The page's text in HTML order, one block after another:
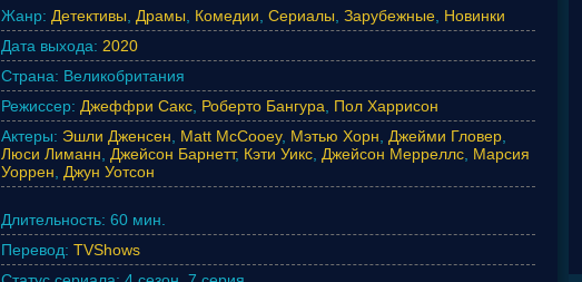
Жанр: Детективы Драмы Комедии Сериалы Зарубежные Новинки
Дата выхода: 2020
Страна: Великобритания
Режиссер: Джеффри Сакс Роберто Бангура
Пол Харрисон
Актеры: Эшли Дженсен Matt McCooey, Мэтью Хорн Джейми Гловер
Люси Лиманн
Джейсон Барнетт, Кэти Уикс Джейсон Мерреллс Марсия
Уоррен
Джун Уотсон
Длительность: 60 мин.
Перевод: TVShows